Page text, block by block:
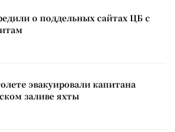
о поддельных сайтах ЦБ с
эвакуировали капитана
заливе яхты